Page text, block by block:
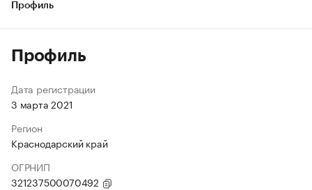
Профиль
Профиль
Дата регистрации
3 марта 2021
Регион
Краснодарский край
ОГРНИП
321237500070492